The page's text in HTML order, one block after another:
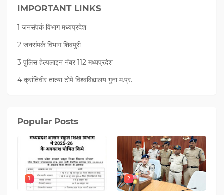
IMPORTANT LINKS
1 जनसंपर्क विभाग मध्यप्रदेश
2 जनसंपर्क विभाग शिवपुरी
3 पुलिस हेल्पलाइन नंबर 112 मध्‍यप्रदेश
4 क्रांतिवीर तात्या टोपे विश्वविद्यालय गुना म.प्र.
Popular Posts
1 2